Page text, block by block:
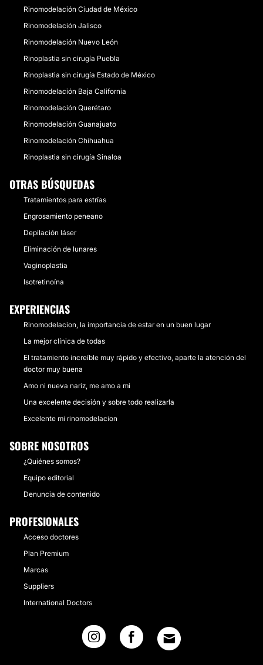
Rinomodelación Ciudad de México
Rinomodelación Jalisco
Rinomodelación Nuevo León
Rinoplastia sin cirugía Puebla
Rinoplastia sin cirugía Estado de México
Rinomodelación Baja California
Rinomodelación Querétaro
Rinomodelación Guanajuato
Rinomodelación Chihuahua
Rinoplastia sin cirugía Sinaloa
OTRAS BÚSQUEDAS
Tratamientos para estrías
Engrosamiento peneano
Depilación láser
Eliminación de lunares
Vaginoplastia
Isotretinoína
EXPERIENCIAS
Rinomodelacion, la importancia de estar en un buen lugar
La mejor clínica de todas
El tratamiento increíble muy rápido y efectivo, aparte la atención del
doctor muy buena
Amo ni nueva nariz, me amo a mi
Una excelente decisión y sobre todo realizarla
Excelente mi rinomodelacion
SOBRE NOSOTROS
¿Quiénes somos?
Equipo editorial
Denuncia de contenido
PROFESIONALES
Acceso doctores
Plan Premium
Marcas
Suppliers
International Doctors